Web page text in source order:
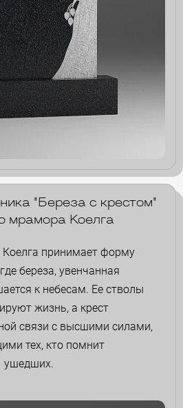
"Береза с крестом"
мрамора Коелга
принимает форму
береза, увенчанная
к небесам. Ее стволы
жизнь, а крест
связи с высшими силами,
тех, кто помнит
ушедших.